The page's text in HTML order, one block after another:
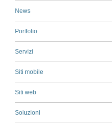
News
Portfolio
Servizi
Siti mobile
Siti web
Soluzioni